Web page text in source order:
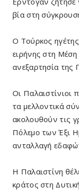
βία στη
Ο Τούρκος ηγέτης
ειρήνης στη
ανεξαρτησία της
Οι Παλαιστίνιοι
τα μελλοντικά
ακολουθούν τις
Πόλεμο των Έξι
ανταλλαγή
Η Παλαιστίνη
κράτος στη